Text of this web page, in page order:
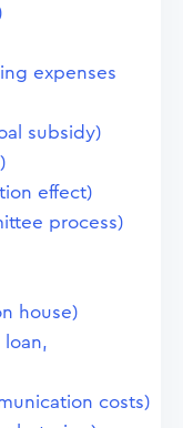
expenses
subsidy)
effect)
process)
house)
loan,
costs)